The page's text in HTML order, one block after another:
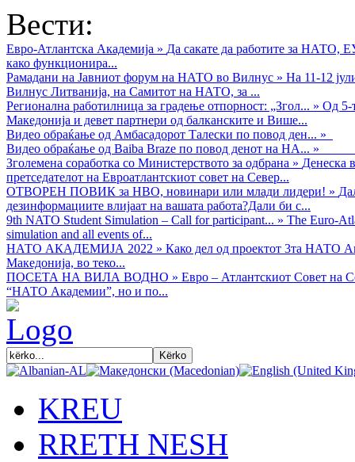
Вести:
Евро-Атлантска Академија » Да сакате да работите за НАТО,
како функционира...
Рамадани на Јавниот форум на НАТО во Вилнус » На 11-12
Вилнус Литванија, на Самитот на НАТО, за ...
Регионална работилница за градење отпорност: „Згол... » Од 5-
Македонија и девет партнери од балканските и Више...
Видео обраќањe од Амбасадорот Талески по повод ден... »
Видео обраќање од Baiba Braze по повод денот на НА... »
Зголемена соработка со Министерството за одбрана » Денеска
претседателот на Евроатлантскиот совет на Север...
ОТВОРЕН ПОВИК за НВО, новинари или млади лидери! »
дезинформациите влијаат на вашата работа?Дали би с...
9th NATO Student Simulation – Call for participant... » The Euro-
simulation and all events of...
НАТО АКАДЕМИЈА 2022 » Како дел од проектот 3та НАТО
Македонија, во теко...
ПОСЕТА НА ВИЛА ВОДНО » Евро – Атлантскиот Совет на
“НАТО Академии”, но и по...
KREU
RRETH NESH